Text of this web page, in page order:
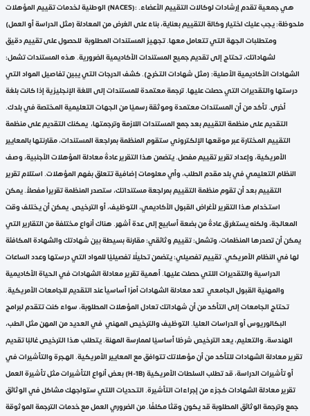
الوطنية لخدمات تقييم المؤهلات (NACES): هي جمعية تقدم إرشادات لوكالات التقييم الأعضاء.
ملحوظة: يجب عليك اختيار وكالة التقييم بعناية، بناءً على الغرض من المعادلة (مثل الدراسة أو العمل)
ومتطلبات الجهة التي تتعامل معها. تجهيز المستندات المطلوبة للحصول على تقييم دقيق
لشهاداتك، تحتاج إلى تقديم جميع المستندات الأكاديمية الضرورية. هذه المستندات تشمل:
الشهادات الأكاديمية الأصلية: (مثل شهادات التخرج). كشف الدرجات التي يبين تفاصيل المواد التي
درستها والتقديرات التي حصلت عليها. ترجمة معتمدة للمستندات إلى اللغة الإنجليزية إذا كانت بلغة
أخرى. تأكد من أن المستندات معتمدة وموثقة رسميًا من الجهات التعليمية المختصة في بلدك.
التقديم على منظمة التقييم بعد جمع المستندات اللازمة وترجمتها، يمكنك التقديم على منظمة
التقييم المختارة عبر موقعها الإلكتروني ستقوم المنظمة بمراجعة المستندات، مقارنتها بالمعايير
الأمريكية، وإعداد تقرير تقييم مفصل. يتضمن هذا التقرير عادةً معادلة المؤهلات الأجنبية، وصف
النظام التعليمي في بلد مقدم الطلب، وأي معلومات إضافية تتعلق بفهم المؤهلات. استلام تقرير
التقييم بعد أن تقوم منظمة التقييم بمراجعة مستنداتك، ستصدر المنظمة تقريراً مفصلاً. يمكن
استخدام هذا التقرير لأغراض القبول الأكاديمي، التوظيف، أو الترخيص. يمكن أن يختلف وقت
المعالجة، ولكنه يستغرق عادةً من بضعة أسابيع إلى عدة أشهر. هناك أنواع مختلفة من التقارير التي
يمكن أن تصدرها المنظمات، وتشمل: تقييم وثائقي: مقارنة بسيطة بين شهادتك والشهادة المكافئة
لها في النظام الأمريكي. تقييم تفصيلي: يتضمن تحليلًا تفصيليًا للمواد التي درستها وعدد الساعات
الدراسية والتقديرات اللتي حصلت عليها. أهمية تقرير معادلة الشهادات في الحياة الأكاديمية
والمهنية القبول الجامعي تعد معادلة الشهادات أمرًا أساسياً عند التقديم للجامعات الأمريكية.
تحتاج الجامعات إلى التأكد من أن شهاداتك تعادل المؤهلات المطلوبة، سواء كنت تتقدم لبرامج
البكالوريوس أو الدراسات العليا. التوظيف والترخيص المهني في العديد من المهن مثل الطب،
الهندسة، والتعليم، يعد الترخيص شرطًا أساسيًا لممارسة المهنة. يتطلب هذا الترخيص غالبًا تقديم
تقرير معادلة الشهادات للتأكد من أن مؤهلاتك تتوافق مع المعايير الأمريكية. الهجرة والتأشيرات في
بعض أنواع التأشيرات مثل تأشيرة العمل (H-1B) أو تأشيرات الدراسة، قد تطلب السلطات الأمريكية
تقرير معادلة الشهادات كجزء من إجراءات التأشيرة. التحديات اللتي ستواجهك مشاكل في الوثائق
جمع وترجمة الوثائق المطلوبة قد يكون وقتًا مكلفًا. من الضروري العمل مع خدمات الترجمة الموثوقة